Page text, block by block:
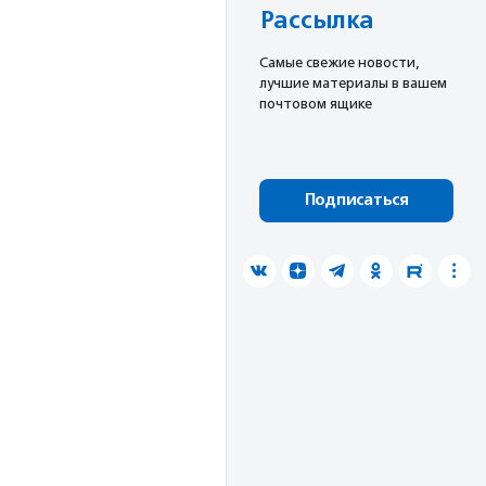
Рассылка
Cамые свежие новости,
лучшие материалы в вашем
почтовом ящике
Подписаться